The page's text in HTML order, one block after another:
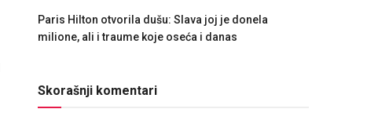
Paris Hilton otvorila dušu: Slava joj je donela
milione, ali i traume koje oseća i danas
Skorašnji komentari